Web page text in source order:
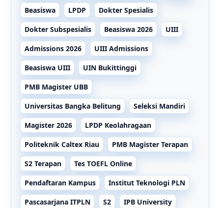
Beasiswa LPDP Dokter Spesialis
Dokter Subspesialis Beasiswa 2026 UIII
Admissions 2026 UIII Admissions
Beasiswa UIII UIN Bukittinggi
PMB Magister UBB
Universitas Bangka Belitung Seleksi Mandiri
Magister 2026 LPDP Keolahragaan
Politeknik Caltex Riau PMB Magister Terapan
S2 Terapan Tes TOEFL Online
Pendaftaran Kampus Institut Teknologi PLN
Pascasarjana ITPLN S2 IPB University